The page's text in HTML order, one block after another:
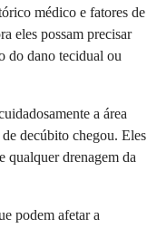
médico e fatores de
eles possam precisar
do dano tecidual ou
a área
decúbito chegou. Eles
qualquer drenagem da
podem afetar a